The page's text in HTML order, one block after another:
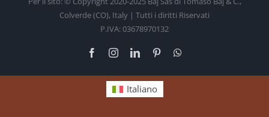
Colverde (CO), Italy | Tutti i diritti Riservati
P.IVA: 03678970132
FacebookInstagramLinkedInPinterest
Italiano